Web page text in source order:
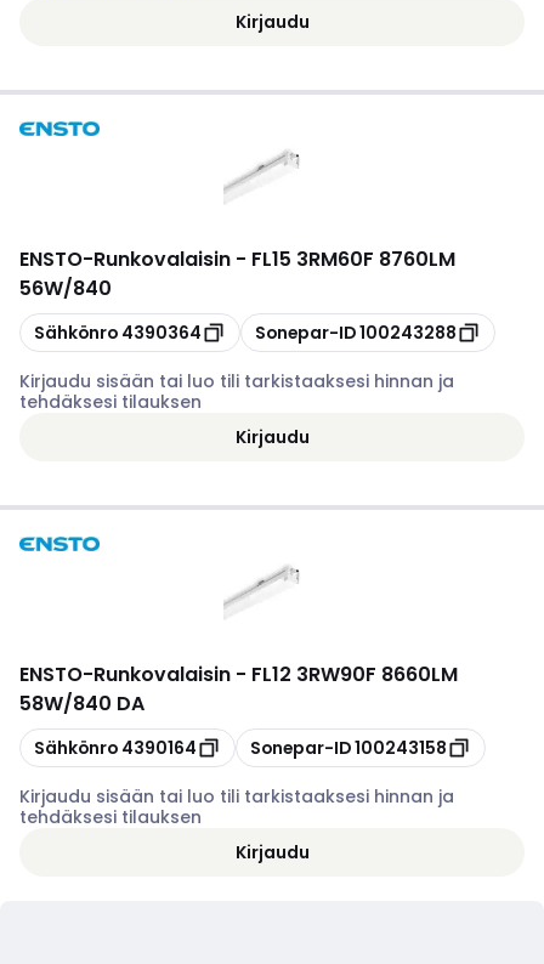
Kirjaudu
ENSTO-Runkovalaisin - FL15 3RM60F 8760LM
56W/840
Kopioi
Sähkönro 4390364 Kopioi
Sonepar-ID100243288
Kirjaudu sisään tai luo tili tarkistaaksesi hinnan ja
tehdäksesi tilauksen
Kirjaudu
ENSTO-Runkovalaisin - FL12 3RW90F 8660LM
58W/840 DA
Kopioi
Sähkönro 4390164 Kopioi
Sonepar-ID100243158
Kirjaudu sisään tai luo tili tarkistaaksesi hinnan ja
tehdäksesi tilauksen
Kirjaudu